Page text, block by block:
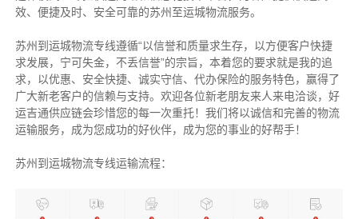
效、便捷及时、安全可靠的苏州至运城物流服务。
苏州到运城物流专线遵循“以信誉和质量求生存，以方便客户快捷
求发展，宁可失金，不丢信誉”的宗旨，本着您的要求就是我的追
求，以优惠、安全快捷、诚实守信、代办保险的服务特色，赢得了
广大新老客户的信赖与支持。欢迎各位新老朋友来人来电洽谈，好
运吉通供应链会珍惜您的每一次重托！我们将以诚信和完善的物流
运输服务，成为您成功的好伙伴，成为您的事业的好帮手！
苏州到运城物流专线运输流程：